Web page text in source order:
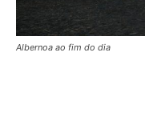
Albernoa ao fim do dia